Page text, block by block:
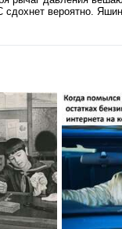
вероятно.